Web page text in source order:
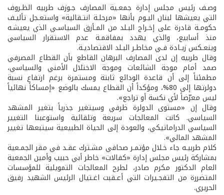
وصـف رئيس مجلس إدارة جمعـية المصارف جـوزف طربيه الظـروف
التي يعيشها لبنان اليـوم بأنها «مرحلـة انتـقالية» واستعـجل تأليـف
حكومـة قادرة على إخـراج البـلد من المـأزق السياسـي الذي يعيشـه
منذ أسابيع، والذي يهدد بمفاقمـة عدم الاستقرار السياسي
وينعـكس زيـادة فـي مخاطـر البـلد الاقتصاديـة.
وقال طربيه إن لدى المصارف البرهان القاطع بأن القطاع المصرفي
صمد أمام موجة الشائعات وموجة الاختلال الأمني والسياسي،
مطمئناً إلى أن قاعدة الودائع ثابتة ومستمرة برغم ارتفاع نسبة
دولرتها إلى 80%، ومؤكداً أن القطاع يمسك بالوضع «إمساكاً نهائياً
ليس معرّضاً لأي نكسة أو تراجع».
وقال إن «مستوى الدولرة ظرفي وسيتغير جذرياً بتغير المشهد
السياسي. كانت المعالجات سريعة وتلقائية واستوعبنا التغيير
السياسي الدراماتيكي، والعودة إلى الحياة الطبيعية سيتبعها تغيير
المشهد المالي».
كلام طربيـه جاء خـلال مؤتمـر صحافي مشـترك عقـد في مقر الجمـعية
بمشاركة رئيس مجلس إدارة «كفالات» خاطر أبي حبيب وأمين الجمعية
العام الدكتور مكرم صادر، لطرح المعالجات التمويلية للمؤسسات
المتضررة من التفجـيرات التي أعـقبت اغـتيال الرئيس الشهيد رفيق
الحريري.